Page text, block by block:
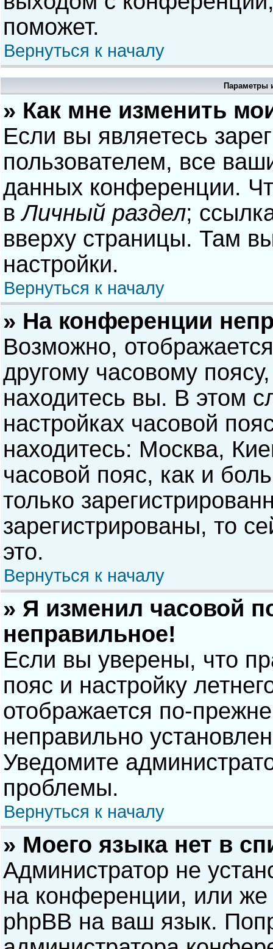
поможет.
Вернуться к началу
Параметры
» Как мне изменить
Если вы являетесь
пользователем, все
данных конференции.
вЛичный раздел;
вверху страницы. Там
настройки.
Вернуться к началу
» На конференции
Возможно,
другому часовому
находитесь вы. В этом
настройках часовой
находитесь: Москва,
часовой пояс, как и
только
зарегистрированы, то
это.
Вернуться к началу
» Я изменил часовой
неправильное!
Если вы уверены, что
пояс и настройку
отображается по-
неправильно
Уведомите
проблемы.
Вернуться к началу
» Моего языка нет в
Администратор не
на конференции, или же
phpBB на ваш язык.